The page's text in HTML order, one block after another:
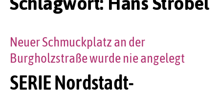
SERIE Nordstadt-
Neuer Schmuckplatz an der
Burgholzstraße wurde nie angelegt